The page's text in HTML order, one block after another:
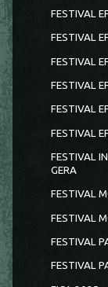
FESTIVAL
FESTIVAL
FESTIVAL
FESTIVAL
FESTIVAL
FESTIVAL
FESTIVAL
GERA
FESTIVAL
FESTIVAL
FESTIVAL
FESTIVAL